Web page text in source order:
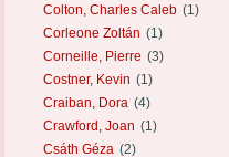
Colton, Charles Caleb (1)
Corleone Zoltán (1)
Corneille, Pierre (3)
Costner, Kevin (1)
Craiban, Dora (4)
Crawford, Joan (1)
Csáth Géza (2)